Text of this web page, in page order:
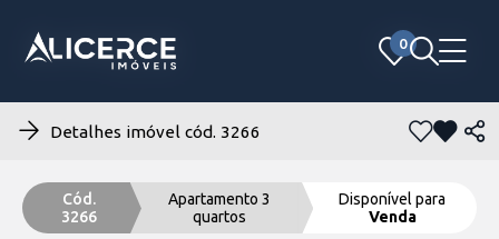
0
0
Detalhes imóvel cód. 3266
Cód.
3266
Apartamento 3
quartos
Disponível para
Venda